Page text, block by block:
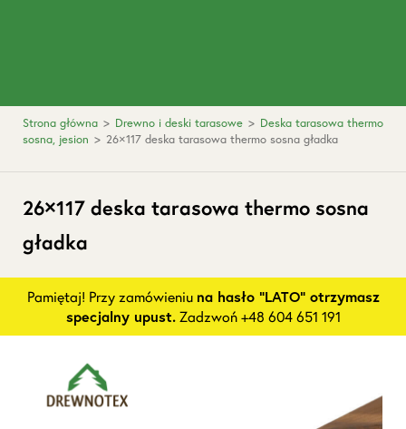
Strona główna > Drewno i deski tarasowe > Deska tarasowa thermo
sosna, jesion > 26×117 deska tarasowa thermo sosna gładka
26×117 deska tarasowa thermo sosna
gładka
Pamiętaj! Przy zamówieniu na hasło "LATO" otrzymasz
specjalny upust.Zadzwoń +48 604 651 191